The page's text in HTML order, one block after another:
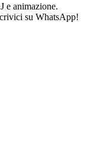
e animazione.
su WhatsApp!